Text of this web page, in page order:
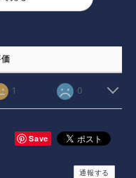
1 0
Save
通報する